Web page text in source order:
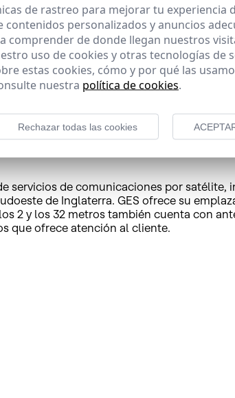
en España como en Latinoamérica,
la transmisión de importantes
por satélite y otras soluciones de
es una de las principales compañías
servicios de comunicaciones por
de Inglaterra. GES ofrece su
2 y los 32 metros también cuenta con
que ofrece atención al cliente.
de rastreo para mejorar tu experiencia
personalizados y anuncios
comprender de donde llegan nuestros
uso de cookies y otras tecnologías de
estas cookies, cómo y por qué las
nuestra política de cookies.
Rechazar todas las cookies